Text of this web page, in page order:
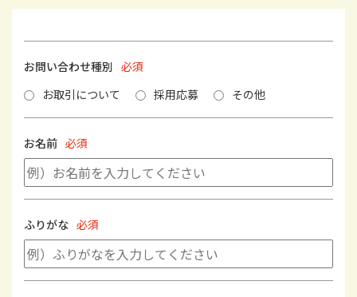
お問い合わせ種別 必須
お取引について
採用応募 その他
お名前 必須
ふりがな 必須